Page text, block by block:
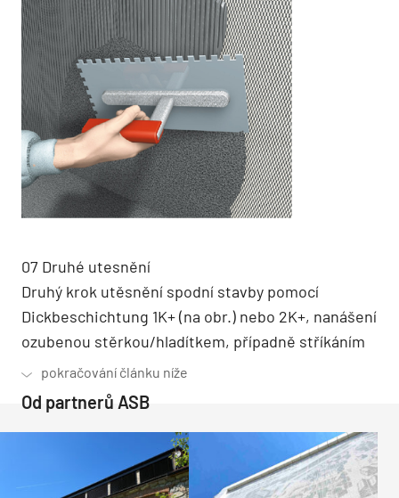
07 Druhé utesnění
Druhý krok utěsnění spodní stavby pomocí
Dickbeschichtung 1K+ (na obr.) nebo 2K+, nanášení
ozubenou stěrkou/hladítkem, případně stříkáním
Od partnerů ASB